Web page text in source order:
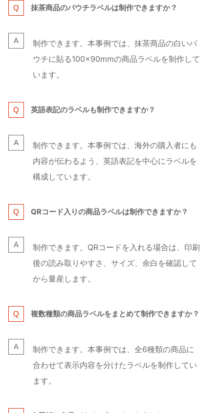
抹茶商品のパウチラベルは制作できますか？
制作できます。本事例では、抹茶商品の白いパ
ウチに貼る100×90mmの商品ラベルを制作して
います。
英語表記のラベルも制作できますか？
制作できます。本事例では、海外の購入者にも
内容が伝わるよう、英語表記を中心にラベルを
構成しています。
QRコード入りの商品ラベルは制作できますか？
制作できます。QRコードを入れる場合は、印刷
後の読み取りやすさ、サイズ、余白を確認して
から量産します。
複数種類の商品ラベルをまとめて制作できますか？
制作できます。本事例では、全6種類の商品に
合わせて表示内容を分けたラベルを制作してい
ます。